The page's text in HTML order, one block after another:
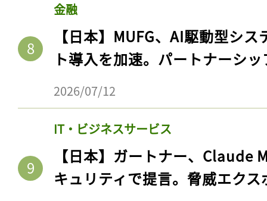
金融
【日本】MUFG、AI駆動型シ
ト導入を加速。パートナーシ
2026/07/12
IT・ビジネスサービス
【日本】ガートナー、Claude
キュリティで提言。脅威エク
記事をお気に入りに
ログインが必